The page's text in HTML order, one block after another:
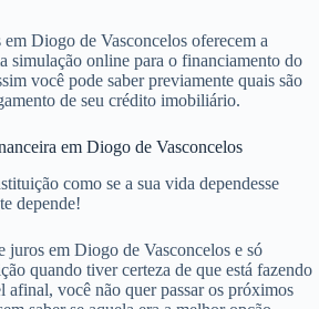
Diogo de Vasconcelos oferecem a
simulação online para o financiamento do
você pode saber previamente quais são
de seu crédito imobiliário.
em Diogo de Vasconcelos
como se a sua vida dependesse
depende!
juros em Diogo de Vasconcelos e só
quando tiver certeza de que está fazendo
afinal, você não quer passar os próximos